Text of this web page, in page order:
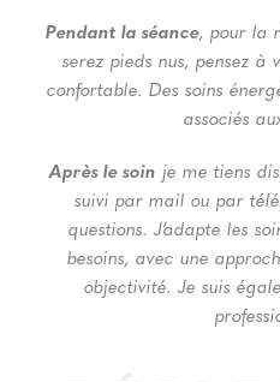
Pendant la séance, pour la
serez pieds nus, pensez à
confortable. Des soins
associés
Après le soin je me tiens
suivi par mail ou par
questions. J’adapte les
besoins, avec une
objectivité. Je suis